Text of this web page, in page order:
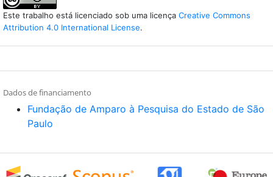
Este trabalho está licenciado sob uma licença Creative Commons
Attribution 4.0 International License.
Dados de financiamento
Fundação de Amparo à Pesquisa do Estado de São
Paulo